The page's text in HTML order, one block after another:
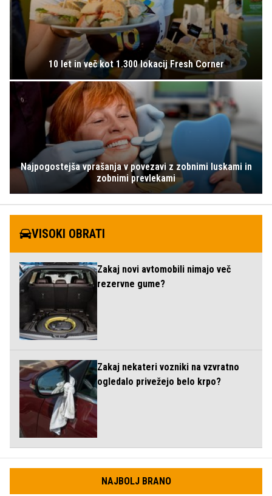
10 let in več kot 1.300 lokacij Fresh Corner
Najpogostejša vprašanja v povezavi z zobnimi luskami in
zobnimi prevlekami
VISOKI OBRATI
Zakaj novi avtomobili nimajo več
rezervne gume?
Zakaj nekateri vozniki na vzvratno
ogledalo privežejo belo krpo?
NAJBOLJ BRANO